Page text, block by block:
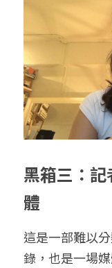
黑箱三：
體
這是一部難以
錄，也是一場